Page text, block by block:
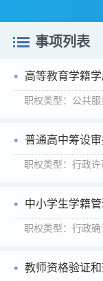
事项列表
高等教育学籍
职权类型：公共
普通高中筹设
职权类型：行政
中小学生学籍
职权类型：行政
教师资格验证